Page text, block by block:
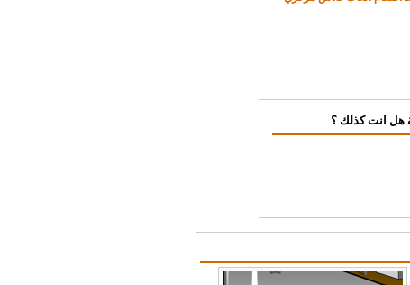
هل انت كذلك ؟